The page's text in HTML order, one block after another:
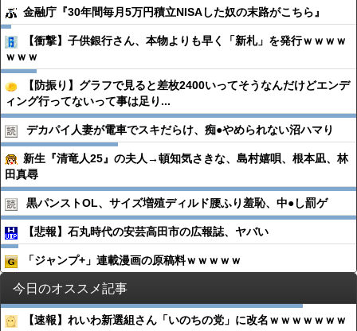
金融庁『30年間毎月5万円積立NISAした奴の末路がこちら』
【衝撃】子供銀行さん、本物よりも早く「新札」を発行ｗｗｗｗ
ｗｗｗ
【防振り】グラフで見ると差枚2400いってそうなんだけどエンデ
ィング行ってないって事は足り...
デカパイ人妻が電車でスキだらけ、痴●︎やめられない沼ハマり
新生『清竜人25』の夫人→頓知気さきな、島村嬉唄、根本凪、林
田真尋
黒パンストOL、サイズ増殖ディルド腰ふり羞恥、中●︎し罰ゲ
【悲報】石丸時代の安芸高田市の広報誌、ヤバい
「ジャンプ+」連載漫画の原稿料ｗｗｗｗｗ
今日のオススメ記事
【速報】れいわ新選組さん「いのちの党」に改名ｗｗｗｗｗｗｗ